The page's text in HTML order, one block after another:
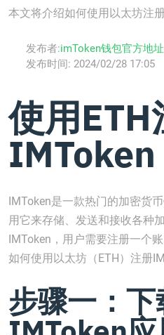
本文将介绍如何使用以太坊注
发布者:imToken钱包官方地址
发布时间: 2024/02/28 17:05
使用ETH
IMToken
IMToken是一款热门的加密货
用它来存储、发送和接收各种
IMToken，用户需要注册一个
如何使用以太坊（ETH）注册
步骤一：